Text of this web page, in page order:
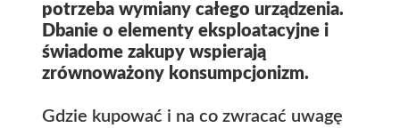
potrzeba wymiany całego urządzenia.
Dbanie o elementy eksploatacyjne i
świadome zakupy wspierają
zrównoważony konsumpcjonizm.
Gdzie kupować i na co zwracać uwagę